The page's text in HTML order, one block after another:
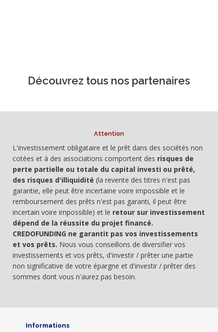
Découvrez tous nos partenaires
Attention
L'investissement obligataire et le prêt dans des sociétés non
cotées et à des associations comportent des risques de
perte partielle ou totale du capital investi ou prêté,
des risques d'illiquidité (la revente des titres n'est pas
garantie, elle peut être incertaine voire impossible et le
remboursement des prêts n'est pas garanti, il peut être
incertain voire impossible) et le retour sur investissement
dépend de la réussite du projet financé.
CREDOFUNDING ne garantit pas vos investissements
et vos prêts. Nous vous conseillons de diversifier vos
investissements et vos prêts, d'investir / prêter une partie
non significative de votre épargne et d'investir / prêter des
sommes dont vous n'aurez pas besoin.
Informations